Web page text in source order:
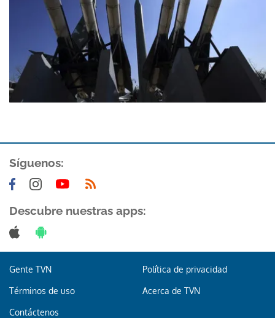
Síguenos:
Descubre nuestras apps:
Gente TVN Política de privacidad
Términos de uso Acerca de TVN
Contáctenos